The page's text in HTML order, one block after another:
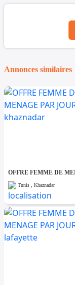
Annonces similaires
Tunis , Khaznadar